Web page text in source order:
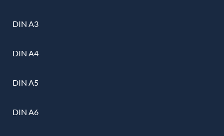
DIN A3
DIN A4
DIN A5
DIN A6